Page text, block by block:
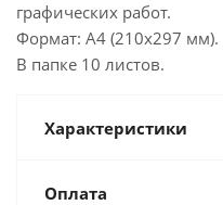
графических работ.
Формат: А4 (210x297 мм).
В папке 10 листов.
Характеристики
Оплата